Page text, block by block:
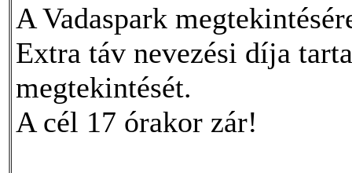
A Vadaspark
Extra táv nevezési díja
megtekintését.
A cél 17 órakor zár!